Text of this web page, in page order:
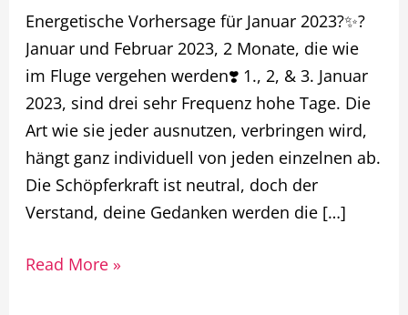
Energetische Vorhersage für Januar 2023?✨?
Januar und Februar 2023, 2 Monate, die wie
im Fluge vergehen werden❣️ 1., 2, & 3. Januar
2023, sind drei sehr Frequenz hohe Tage. Die
Art wie sie jeder ausnutzen, verbringen wird,
hängt ganz individuell von jeden einzelnen ab.
Die Schöpferkraft ist neutral, doch der
Verstand, deine Gedanken werden die […]
?
✨?
Read More »